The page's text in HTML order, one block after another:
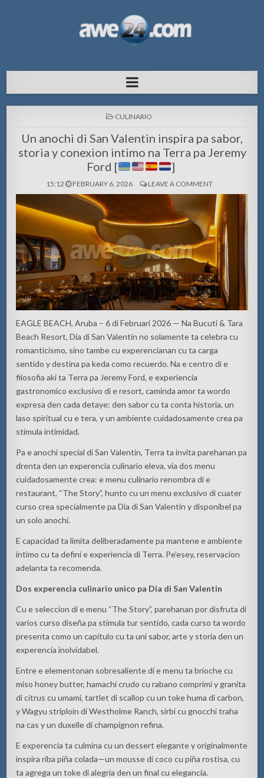
pa Aruba
POSTED
CULINARIO
Un anochi di San Valentin inspira pa sabor,
storia y conexion intimo na Terra pa Jeremy
Ford [
]
15:12 FEBRUARY 6, 2026 LEAVE A COMMENT
EAGLE BEACH, Aruba – 6 di Februari 2026 — Na Bucuti & Tara
Beach Resort, Dia di San Valentin no solamente ta celebra cu
romanticismo, sino tambe cu experencianan cu ta carga
sentido y destina pa keda como recuerdo. Na e centro di e
filosofia aki ta Terra pa Jeremy Ford, e experiencia
gastronomico exclusivo di e resort, caminda amor ta wordo
expresa den cada detaye: den sabor cu ta conta historia, un
laso spiritual cu e tera, y un ambiente cuidadosamente crea pa
stimula intimidad.
Pa e anochi special di San Valentin, Terra ta invita parehanan pa
drenta den un experencia culinario eleva, via dos menu
cuidadosamente crea: e menu culinario renombra di e
restaurant, “The Story”, hunto cu un menu exclusivo di cuater
curso crea specialmente pa Dia di San Valentin y disponibel pa
un solo anochi.
E capacidad ta limita deliberadamente pa mantene e ambiente
intimo cu ta defini e experiencia di Terra. Pe’esey, reservacion
adelanta ta recomenda.
Dos experencia culinario unico pa Dia di San Valentin
Cu e seleccion di e menu “The Story”, parehanan por disfruta di
varios curso diseña pa stimula tur sentido, cada curso ta wordo
presenta como un capitulo cu ta uni sabor, arte y storia den un
experencia inolvidabel.
Entre e elementonan sobresaliente di e menu ta brioche cu
miso honey butter, hamachi crudo cu rabano comprimi y granita
di citrus cu umami, tartlet di scallop cu un toke huma di carbon,
y Wagyu striploin di Westholme Ranch, sirbi cu gnocchi traha
na cas y un duxelle di champignon refina.
E experencia ta culmina cu un dessert elegante y originalmente
inspira riba piña colada—un mousse di coco cu piña rostisa, cu
ta agrega un toke di alegria den un final cu elegancia.